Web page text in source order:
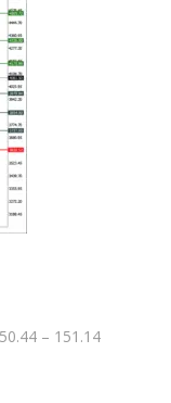
– 151.14